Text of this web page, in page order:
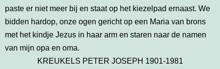
paste er niet meer bij en staat op het kiezelpad ernaast. We
bidden hardop, onze ogen gericht op een Maria van brons
met het kindje Jezus in haar arm en staren naar de namen
van mijn opa en oma.
KREUKELS PETER JOSEPH 1901-1981